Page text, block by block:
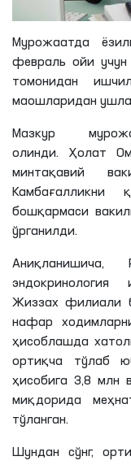
Мурожаатда
февраль ойи
томонидан
маошларидан
Мазкур
олинди. Ҳолат
минтақавий
бошқармаси
ўрганилди.
Аниқланишича,
Жиззах филиали
нафар
ҳисоблашда
ортиқча тўлаб
ҳисобига 3,8 млн
миқдорида
тўланган.
Шундан сўнг,